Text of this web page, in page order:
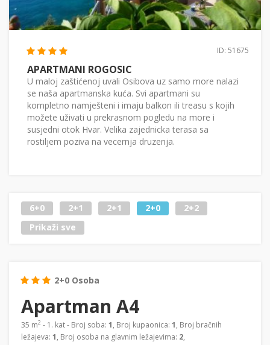
ID: 51675
APARTMANI ROGOSIC
U maloj zaštićenoj uvali Osibova uz samo more nalazi
se naša apartmanska kuća. Svi apartmani su
kompletno namješteni i imaju balkon ili treasu s kojih
možete uživati u prekrasnom pogledu na more i
susjedni otok Hvar. Velika zajednicka terasa sa
rostiljem poziva na vecernja druzenja.
6+0 2+1 2+1 2+0
2+2
Prikaži sve
2+0 Osoba
Apartman A4
35 m2 - 1. kat - Broj soba: 1, Broj kupaonica: 1, Broj bračnih
ležajeva: 1, Broj osoba na glavnim ležajevima: 2,